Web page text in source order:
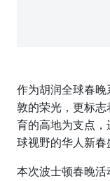
作为胡润全球春
敦的荣光，更标
育的高地为支点
球视野的华人新春
本次波士顿春晚